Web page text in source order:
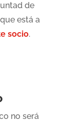
de
está a
socio.
no será